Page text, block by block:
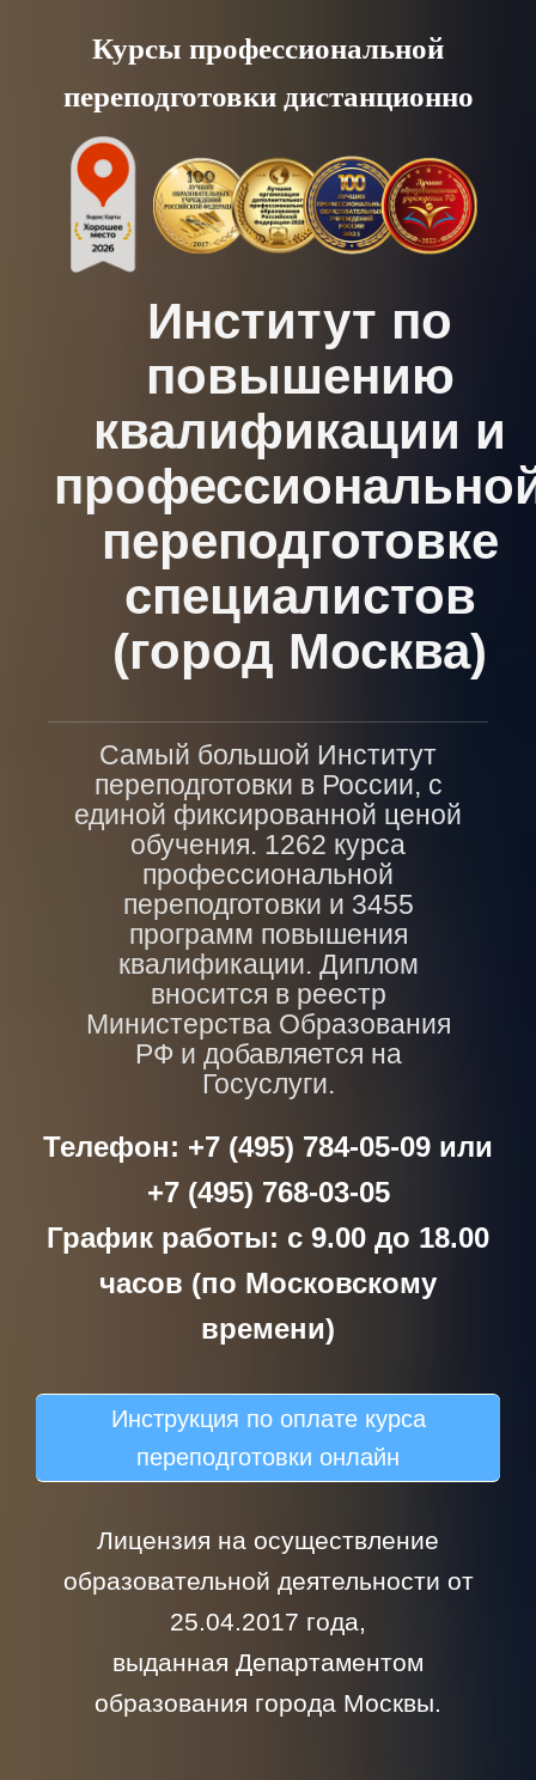
content
Курсы профессиональной
переподготовки дистанционно
Институт по
повышению
квалификации и
переподготовке
специалистов
(город Москва)
Самый большой Институт
переподготовки в России, с
единой фиксированной ценой
обучения. 1262 курса
профессиональной
переподготовки и 3455
программ повышения
квалификации. Диплом
вносится в реестр
Министерства Образования
РФ и добавляется на
Госуслуги.
Телефон: +7 (495) 784-05-09 или
+7 (495) 768-03-05
График работы: с 9.00 до 18.00
часов (по Московскому
времени)
Инструкция по оплате курса
переподготовки онлайн
Лицензия на осуществление
образовательной деятельности от
25.04.2017 года,
выданная Департаментом
образования города Москвы.